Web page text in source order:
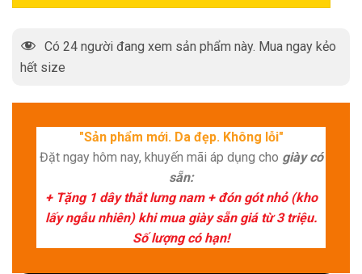
Có 24 người đang xem sản phẩm này. Mua ngay kẻo
hết size
"Sản phẩm mới. Da đẹp. Không lỗi"
Đặt ngay hôm nay, khuyến mãi áp dụng cho giày có
sẵn:
+ Tặng 1 dây thắt lưng nam + đón gót nhỏ (kho
lấy ngẫu nhiên) khi mua giày sẵn giá từ 3 triệu.
Số lượng có hạn!